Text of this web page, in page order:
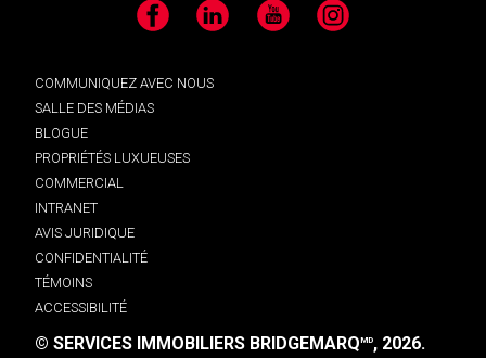
Facebook LinkedIn YouTube Instagram
COMMUNIQUEZ AVEC NOUS
SALLE DES MÉDIAS
BLOGUE
PROPRIÉTÉS LUXUEUSES
COMMERCIAL
INTRANET
AVIS JURIDIQUE
CONFIDENTIALITÉ
TÉMOINS
ACCESSIBILITÉ
© SERVICES IMMOBILIERS BRIDGEMARQMD, 2026.